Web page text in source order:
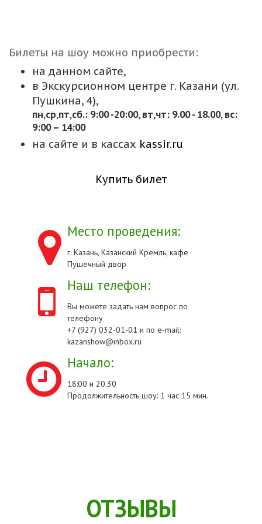
Билеты на шоу можно приобрести:
на данном сайте,
в Экскурсионном центре г. Казани (ул.
Пушкина, 4),
пн,cр,пт,сб.: 9:00 -20:00, вт,чт: 9.00 - 18.00, вс:
9:00 – 14:00
на сайте и в кассах kassir.ru
Купить билет
Место проведения:
г. Казань, Казанский Кремль, кафе
Пушечный двор
Наш телефон:
Вы можете задать нам вопрос по
телефону
+7 (927) 032-01-01 и по e-mail:
kazanshow@inbox.ru
Начало:
18:00 и 20.30
Продолжительность шоу: 1 час 15 мин.
ОТЗЫВЫ